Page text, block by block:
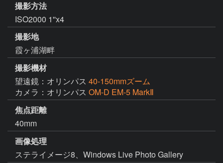
撮影方法
ISO2000 1''x4
撮影地
霞ヶ浦湖畔
撮影機材
望遠鏡：オリンパス 40-150mmズーム
カメラ：オリンパス OM-D EM-5 MarkⅡ
焦点距離
40mm
画像処理
ステライメージ8、Windows Live Photo Gallery